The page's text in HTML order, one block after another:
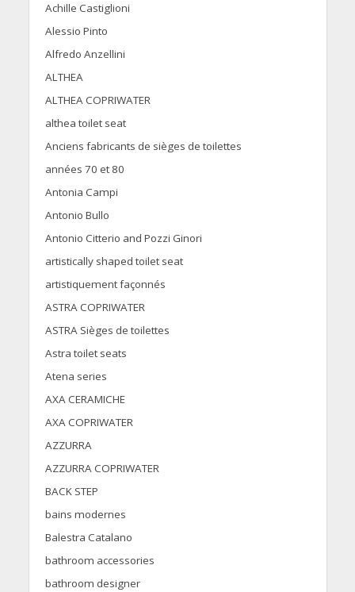
Achille Castiglioni
Alessio Pinto
Alfredo Anzellini
ALTHEA
ALTHEA COPRIWATER
althea toilet seat
Anciens fabricants de sièges de toilettes
années 70 et 80
Antonia Campi
Antonio Bullo
Antonio Citterio and Pozzi Ginori
artistically shaped toilet seat
artistiquement façonnés
ASTRA COPRIWATER
ASTRA Sièges de toilettes
Astra toilet seats
Atena series
AXA CERAMICHE
AXA COPRIWATER
AZZURRA
AZZURRA COPRIWATER
BACK STEP
bains modernes
Balestra Catalano
bathroom accessories
bathroom designer